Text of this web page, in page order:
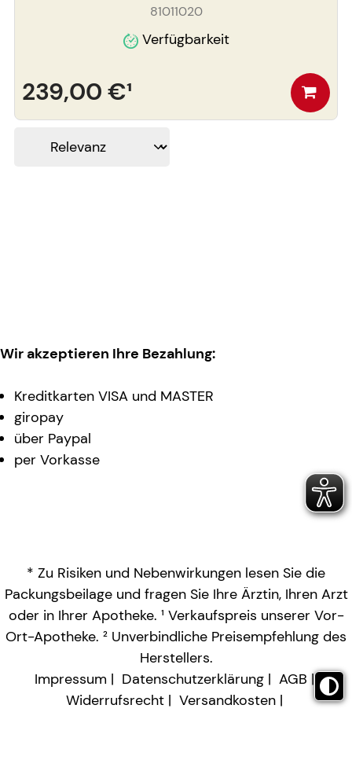
81011020
Verfügbarkeit
239,00 €¹
Wir akzeptieren Ihre Bezahlung:
Kreditkarten VISA und MASTER
giropay
über Paypal
per Vorkasse
* Zu Risiken und Nebenwirkungen lesen Sie die
Packungsbeilage und fragen Sie Ihre Ärztin, Ihren Arzt
oder in Ihrer Apotheke. ¹ Verkaufspreis unserer Vor-
Ort-Apotheke. ² Unverbindliche Preisempfehlung des
Herstellers.
Impressum
Datenschutzerklärung
AGB
Widerrufsrecht
Versandkosten